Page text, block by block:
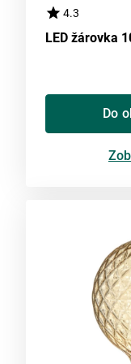
4.3
LED žárovka
Do